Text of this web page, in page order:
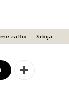
za Rio Srbija